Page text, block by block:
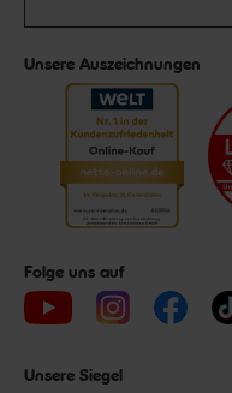
Unsere Auszeichnungen
Folge uns auf
Unsere Siegel